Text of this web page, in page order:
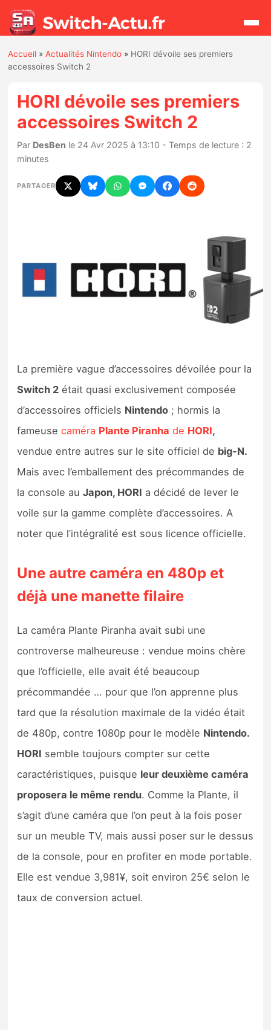
Actualités
Jeux
Hardware
Rumeurs
Nintendo Direct
Tests de jeux
Tests d’accessoires
Previews
Précommandes
Précommandes jeux Switch 2
Bons plans
Guides
Accueil »Actualités Nintendo » HORI dévoile ses premiers
accessoires Switch 2
HORI dévoile ses premiers
accessoires Switch 2
Par DesBen le 24 Avr 2025 à 13:10 - Temps de lecture : 2
minutes
PARTAGER
La première vague d’accessoires dévoilée pour la
Switch 2 était quasi exclusivement composée
d’accessoires officiels Nintendo ; hormis la
fameusecaméra Plante Piranha de HORI,
vendue entre autres sur le site officiel de big-N.
Mais avec l’emballement des précommandes de
la console auJapon, HORI a décidé de lever le
voile sur la gamme complète d’accessoires. A
noter que l’intégralité est sous licence officielle.
Une autre caméra en 480p et
déjà une manette filaire
La caméra Plante Piranha avait subi une
controverse malheureuse : vendue moins chère
que l’officielle, elle avait été beaucoup
précommandée … pour que l’on apprenne plus
tard que la résolution maximale de la vidéo était
de 480p, contre 1080p pour le modèle Nintendo.
HORI semble toujours compter sur cette
caractéristiques, puisque leur deuxième caméra
proposera le même rendu. Comme la Plante, il
s’agit d’une caméra que l’on peut à la fois poser
sur un meuble TV, mais aussi poser sur le dessus
de la console, pour en profiter en mode portable.
Elle est vendue 3,981¥, soit environ 25€ selon le
taux de conversion actuel.